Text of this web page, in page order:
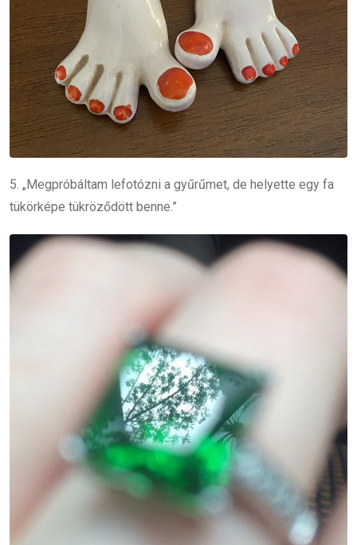
5. „Megpróbáltam lefotózni a gyűrűmet, de helyette egy fa
tükörképe tükröződött benne.”